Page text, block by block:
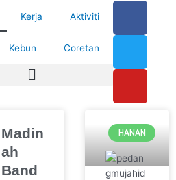
Kerja Aktiviti
Kebun Coretan
k
Madin
ah
Band
HANAN